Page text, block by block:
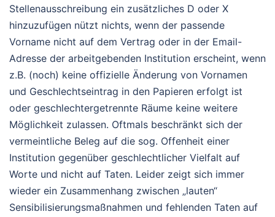
Stellenausschreibung ein zusätzliches D oder X
hinzuzufügen nützt nichts, wenn der passende
Vorname nicht auf dem Vertrag oder in der Email-
Adresse der arbeitgebenden Institution erscheint, wenn
z.B. (noch) keine offizielle Änderung von Vornamen
und Geschlechtseintrag in den Papieren erfolgt ist
oder geschlechtergetrennte Räume keine weitere
Möglichkeit zulassen. Oftmals beschränkt sich der
vermeintliche Beleg auf die sog. Offenheit einer
Institution gegenüber geschlechtlicher Vielfalt auf
Worte und nicht auf Taten. Leider zeigt sich immer
wieder ein Zusammenhang zwischen „lauten“
Sensibilisierungsmaßnahmen und fehlenden Taten auf